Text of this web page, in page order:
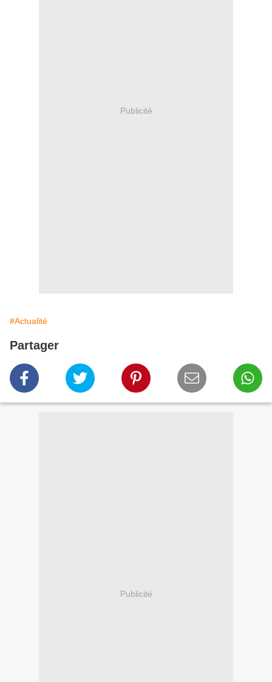
Publicité
#Actualité
Partager
Publicité